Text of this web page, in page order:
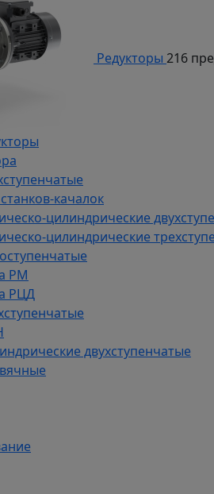
Редукторы 216
качалок
цилиндрические
цилиндрические
РМ
РЦД
двухступенчатые